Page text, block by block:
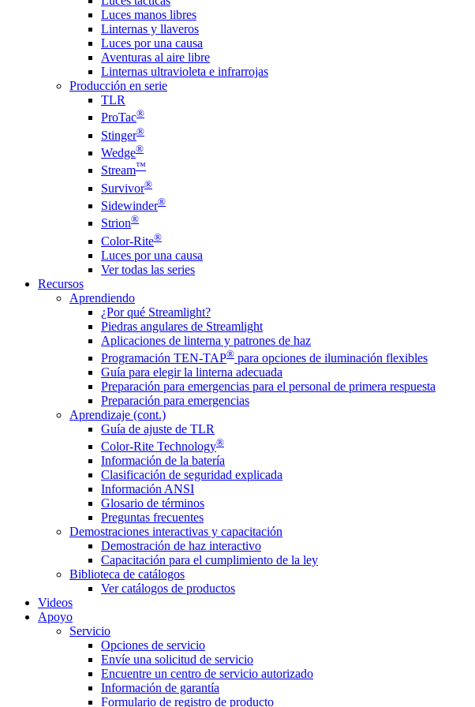
Luces manos libres
Linternas y llaveros
Luces por una causa
Aventuras al aire libre
Linternas ultravioleta e infrarrojas
Producción en serie
TLR
ProTac®
Stinger®
Wedge®
Stream™
Survivor®
Sidewinder®
Strion®
Color-Rite®
Luces por una causa
Ver todas las series
Recursos
Aprendiendo
¿Por qué Streamlight?
Piedras angulares de Streamlight
Aplicaciones de linterna y patrones de haz
Programación TEN-TAP® para opciones de iluminación flexibles
Guía para elegir la linterna adecuada
Preparación para emergencias para el personal de primera respuesta
Preparación para emergencias
Aprendizaje (cont.)
Guía de ajuste de TLR
Color-Rite Technology®
Información de la batería
Clasificación de seguridad explicada
Información ANSI
Glosario de términos
Preguntas frecuentes
Demostraciones interactivas y capacitación
Demostración de haz interactivo
Capacitación para el cumplimiento de la ley
Biblioteca de catálogos
Ver catálogos de productos
Videos
Apoyo
Servicio
Opciones de servicio
Envíe una solicitud de servicio
Encuentre un centro de servicio autorizado
Información de garantía
Formulario de registro de producto